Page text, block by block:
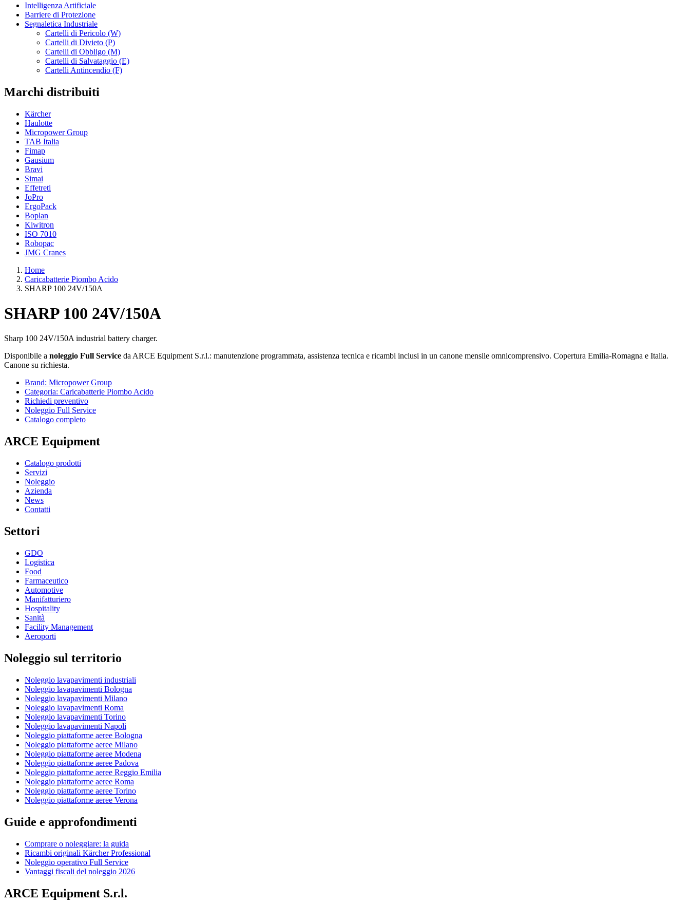
Intelligenza Artificiale
Barriere di Protezione
Segnaletica Industriale
Cartelli di Pericolo (W)
Cartelli di Divieto (P)
Cartelli di Obbligo (M)
Cartelli di Salvataggio (E)
Cartelli Antincendio (F)
Marchi distribuiti
Kärcher
Haulotte
Micropower Group
TAB Italia
Fimap
Gausium
Bravi
Simai
Effetreti
JoPro
ErgoPack
Boplan
Kiwitron
ISO 7010
Robopac
JMG Cranes
Home
Caricabatterie Piombo Acido
SHARP 100 24V/150A
SHARP 100 24V/150A
Sharp 100 24V/150A industrial battery charger.
Disponibile a noleggio Full Service da ARCE Equipment S.r.l.: manutenzione programmata, assistenza tecnica e ricambi inclusi in un canone mensile omnicomprensivo. Copertura Emilia-Romagna e Italia.
Canone su richiesta.
Brand: Micropower Group
Categoria: Caricabatterie Piombo Acido
Richiedi preventivo
Noleggio Full Service
Catalogo completo
ARCE Equipment
Catalogo prodotti
Servizi
Noleggio
Azienda
News
Contatti
Settori
GDO
Logistica
Food
Farmaceutico
Automotive
Manifatturiero
Hospitality
Sanità
Facility Management
Aeroporti
Noleggio sul territorio
Noleggio lavapavimenti industriali
Noleggio lavapavimenti Bologna
Noleggio lavapavimenti Milano
Noleggio lavapavimenti Roma
Noleggio lavapavimenti Torino
Noleggio lavapavimenti Napoli
Noleggio piattaforme aeree Bologna
Noleggio piattaforme aeree Milano
Noleggio piattaforme aeree Modena
Noleggio piattaforme aeree Padova
Noleggio piattaforme aeree Reggio Emilia
Noleggio piattaforme aeree Roma
Noleggio piattaforme aeree Torino
Noleggio piattaforme aeree Verona
Guide e approfondimenti
Comprare o noleggiare: la guida
Ricambi originali Kärcher Professional
Noleggio operativo Full Service
Vantaggi fiscali del noleggio 2026
ARCE Equipment S.r.l.